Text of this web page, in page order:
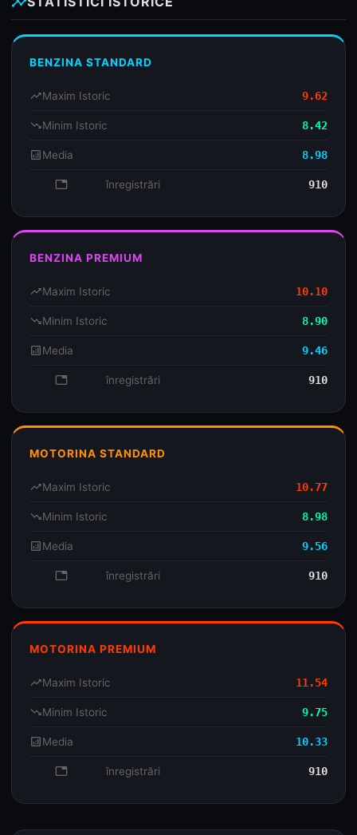
BENZINA STANDARD
trending_upMaxim Istoric 9.62
trending_downMinim Istoric 8.42
analyticsMedia 8.98
database înregistrări 910
BENZINA PREMIUM
trending_upMaxim Istoric 10.10
trending_downMinim Istoric 8.90
analyticsMedia 9.46
database înregistrări 910
MOTORINA STANDARD
trending_upMaxim Istoric 10.77
trending_downMinim Istoric 8.98
analyticsMedia 9.56
database înregistrări 910
MOTORINA PREMIUM
trending_upMaxim Istoric 11.54
trending_downMinim Istoric 9.75
analyticsMedia 10.33
database înregistrări 910